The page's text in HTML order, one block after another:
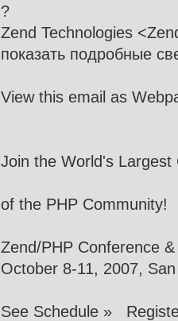
?
Zend Technologies
показать подробные
View this email as
Join the World's Largest
of the PHP Community!
Zend/PHP Conference
October 8-11, 2007,
See Schedule »